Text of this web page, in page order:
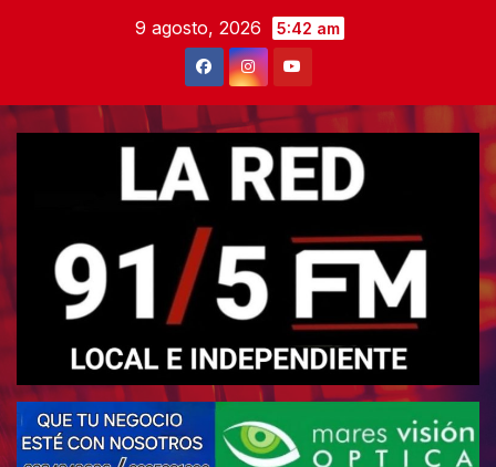
9 agosto, 2026 5:42 am